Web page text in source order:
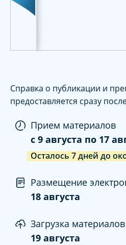
Справка о публикации и
предоставляется сразу
Прием материалов
c 9 августа по 17
Осталось 7дней до
Размещение
18 августа
Загрузка
19 августа